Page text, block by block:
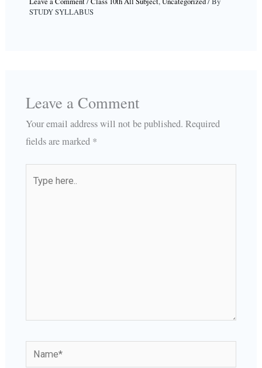
STUDY SYLLABUS
Leave a Comment
Your email address will not be published. Required
fields are marked *
here..
Name*